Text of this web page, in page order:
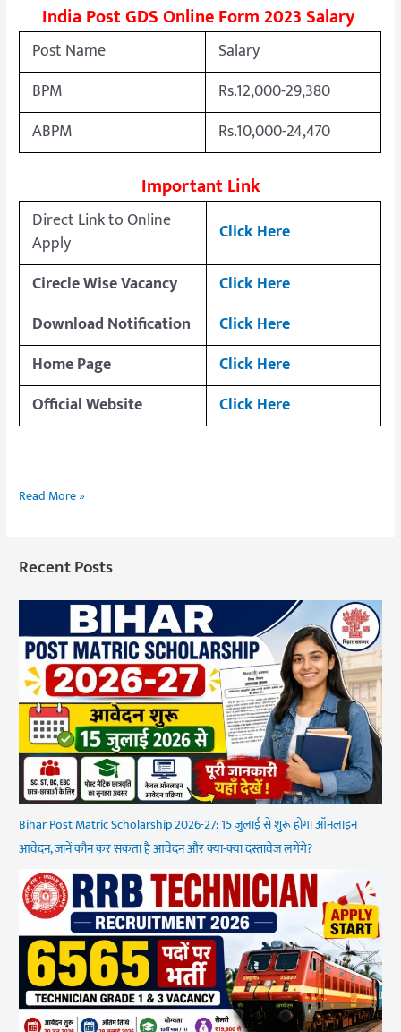
India Post GDS Online Form 2023 Salary
Post Name
Salary
BPM
Rs.12,000-29,380
ABPM
Rs.10,000-24,470
Important Link
Direct Link to Online
Apply
Click Here
Cirecle Wise Vacancy
Click Here
Download Notification
Click Here
Home Page
Click Here
Official Website
Click Here
Read More »
Recent Posts
Bihar Post Matric Scholarship 2026-27: 15 जुलाई से शुरू होगा ऑनलाइन
आवेदन, जानें कौन कर सकता है आवेदन और क्या-क्या दस्तावेज लगेंगे?